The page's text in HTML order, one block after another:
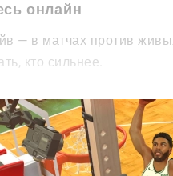
онлайн
— в матчах против
кто сильнее.
мира.
игры